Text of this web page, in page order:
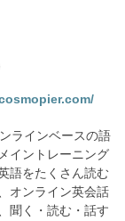
ラインベースの語
イントレーニング
語をたくさん読む
オンライン英会話
聞く・読む・話す